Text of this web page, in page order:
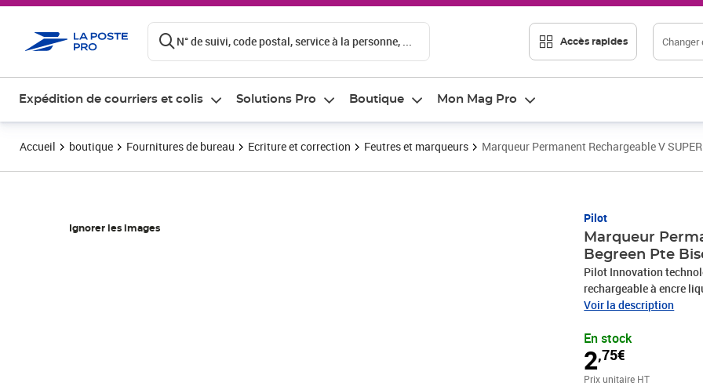
N° de suivi, code postal, service à la personne, ... Accès rapides Changer
Expédition de courriers et colis Solutions Pro Boutique Mon Mag Pro
Accueil boutique Fournitures de bureau Ecriture et correction Feutres et marqueurs Marqueur Permanent Rechargeable V
Ignorer les images
Pilot
Marqueur
Begreen Pte
Pilot Innovation
rechargeable à encre
démarrage instantané
séduit par l'intensité et
Begreen, fabriqué à
Voir la description
En stock
2,75€
Prix 2,75€
Prix unitaire HT